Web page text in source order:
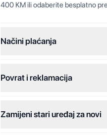
400 KM ili odaberite besplatno
Načini plaćanja
Jednokratna plaćanja:
Dodatne opcije:
Povrat i reklamacija
Zamijeni stari uređaj za novi